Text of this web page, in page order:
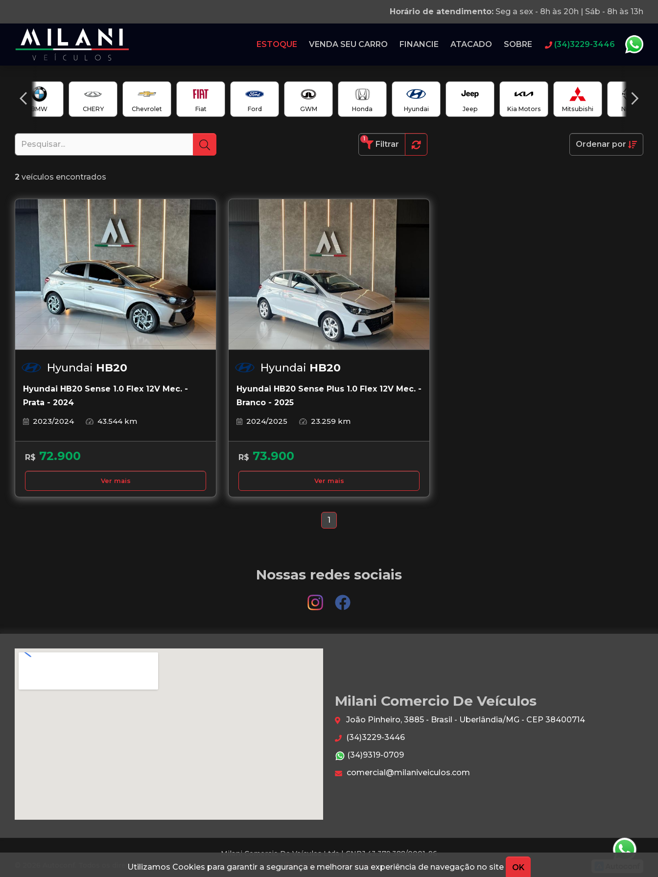
Utilizamos Cookies para garantir a segurança e melhorar sua experiência de navegação no site OK
Horário de atendimento: Seg a sex - 8h às 20h | Sáb - 8h às 13h
ESTOQUE VENDA SEU CARRO FINANCIE ATACADO SOBRE (34)3229-3446
BMW CHERY Chevrolet Fiat Ford GWM Honda Hyundai Jeep Kia Motors Mitsubishi Nissan
Filtrar
1
Ordenar por
2 veículos encontrados
Hyundai HB20
Hyundai HB20 Sense 1.0 Flex 12V Mec. -
Prata - 2024
2023/2024
43.544 km
R$ 72.900
Ver mais
Hyundai HB20
Hyundai HB20 Sense Plus 1.0 Flex 12V Mec. -
Branco - 2025
2024/2025
23.259 km
R$ 73.900
Ver mais
1
Nossas redes sociais
Milani Comercio De Veículos
João Pinheiro, 3885 - Brasil - Uberlândia/MG - CEP 38400714
(34)3229-3446
(34)9319-0709
comercial@milaniveiculos.com
Milani Comercio De Veículos Ltda |CNPJ 43.379.388/0001-96
© 2026 Autoconf. Todos os direitos reservados.
Termos Privacidade